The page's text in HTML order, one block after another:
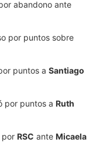
abandono ante
por puntos sobre
puntos a Santiago
por puntos a Ruth
por RSC ante Micaela